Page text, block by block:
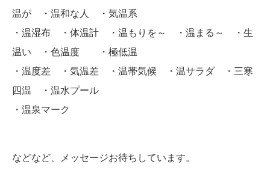
温が ・温和な人 ・気温系
・温湿布 ・体温計 ・温もりを～ ・温まる～ ・生
温い ・色温度 ・極低温
・温度差 ・気温差 ・温帯気候 ・温サラダ ・三寒
四温 ・温水プール
・温泉マーク
などなど、メッセージお待ちしています。